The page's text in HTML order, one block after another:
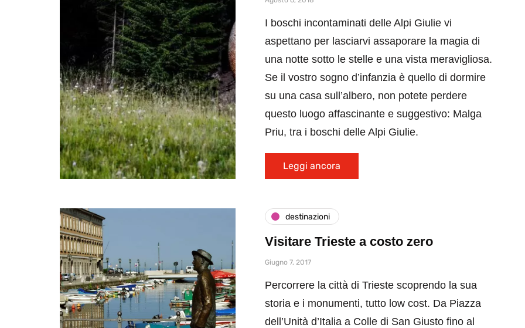
I boschi incontaminati delle Alpi Giulie vi
aspettano per lasciarvi assaporare la magia di
una notte sotto le stelle e una vista meravigliosa.
Se il vostro sogno d’infanzia è quello di dormire
su una casa sull’albero, non potete perdere
questo luogo affascinante e suggestivo: Malga
Priu, tra i boschi delle Alpi Giulie.
Leggi ancora
destinazioni
Visitare Trieste a costo zero
Giugno 7, 2017
Percorrere la città di Trieste scoprendo la sua
storia e i monumenti, tutto low cost. Da Piazza
dell’Unità d’Italia a Colle di San Giusto fino al